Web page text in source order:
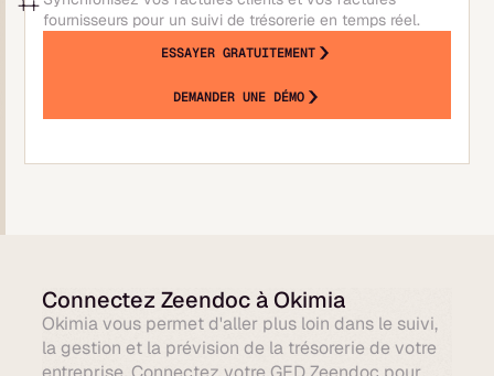
fournisseurs pour un suivi de trésorerie en temps réel.
ESSAYER GRATUITEMENT
DEMANDER UNE DÉMO
Connectez Zeendoc à Okimia
Okimia vous permet d'aller plus loin dans le suivi,
la gestion et la prévision de la trésorerie de votre